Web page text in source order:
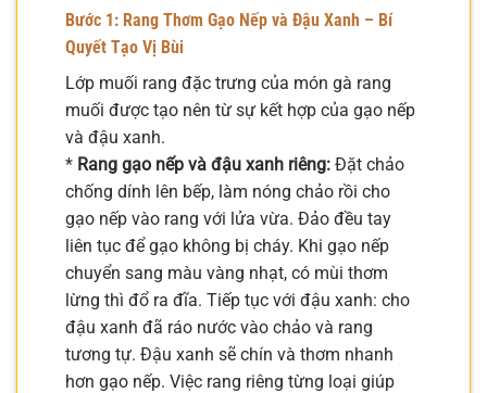
Bước 1: Rang Thơm Gạo Nếp và Đậu Xanh – Bí
Quyết Tạo Vị Bùi
Lớp muối rang đặc trưng của món gà rang
muối được tạo nên từ sự kết hợp của gạo nếp
và đậu xanh.
* Rang gạo nếp và đậu xanh riêng: Đặt chảo
chống dính lên bếp, làm nóng chảo rồi cho
gạo nếp vào rang với lửa vừa. Đảo đều tay
liên tục để gạo không bị cháy. Khi gạo nếp
chuyển sang màu vàng nhạt, có mùi thơm
lừng thì đổ ra đĩa. Tiếp tục với đậu xanh: cho
đậu xanh đã ráo nước vào chảo và rang
tương tự. Đậu xanh sẽ chín và thơm nhanh
hơn gạo nếp. Việc rang riêng từng loại giúp